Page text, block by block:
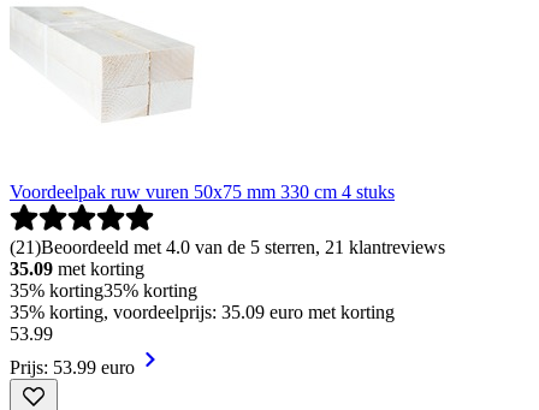
Voordeelpak ruw vuren 50x75 mm 330 cm 4 stuks
(21)Beoordeeld met 4.0 van de 5 sterren, 21 klantreviews
35.09 met korting
35% korting35% korting
35% korting, voordeelprijs: 35.09 euro met korting
53.99
Prijs: 53.99 euro